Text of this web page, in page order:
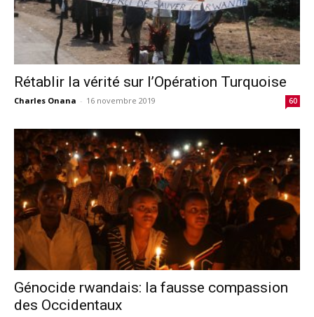
Rétablir la vérité sur l’Opération Turquoise
Charles Onana - 16 novembre 2019 60
Génocide rwandais: la fausse compassion
des Occidentaux